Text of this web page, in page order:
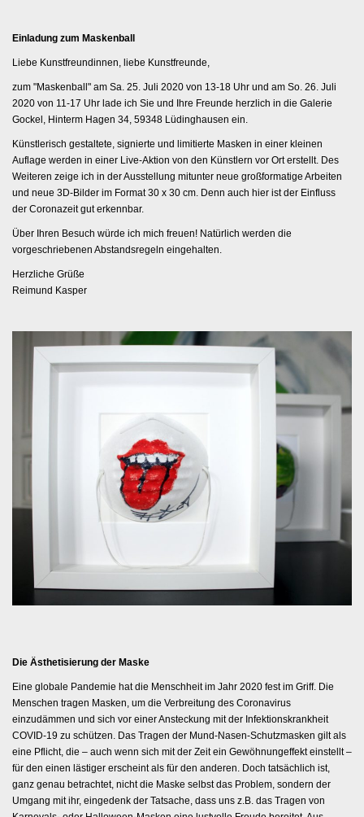
Einladung zum Maskenball
Liebe Kunstfreundinnen, liebe Kunstfreunde,
zum "Maskenball" am Sa. 25. Juli 2020 von 13-18 Uhr und am So. 26. Juli
2020 von 11-17 Uhr lade ich Sie und Ihre Freunde herzlich in die Galerie
Gockel, Hinterm Hagen 34, 59348 Lüdinghausen ein.
Künstlerisch gestaltete, signierte und limitierte Masken in einer kleinen
Auflage werden in einer Live-Aktion von den Künstlern vor Ort erstellt. Des
Weiteren zeige ich in der Ausstellung mitunter neue großformatige Arbeiten
und neue 3D-Bilder im Format 30 x 30 cm. Denn auch hier ist der Einfluss
der Coronazeit gut erkennbar.
Über Ihren Besuch würde ich mich freuen! Natürlich werden die
vorgeschriebenen Abstandsregeln eingehalten.
Herzliche Grüße
Reimund Kasper
Die Ästhetisierung der Maske
Eine globale Pandemie hat die Menschheit im Jahr 2020 fest im Griff. Die
Menschen tragen Masken, um die Verbreitung des Coronavirus
einzudämmen und sich vor einer Ansteckung mit der Infektionskrankheit
COVID-19 zu schützen. Das Tragen der Mund-Nasen-Schutzmasken gilt als
eine Pflicht, die – auch wenn sich mit der Zeit ein Gewöhnungeffekt einstellt –
für den einen lästiger erscheint als für den anderen. Doch tatsächlich ist,
ganz genau betrachtet, nicht die Maske selbst das Problem, sondern der
Umgang mit ihr, eingedenk der Tatsache, dass uns z.B. das Tragen von